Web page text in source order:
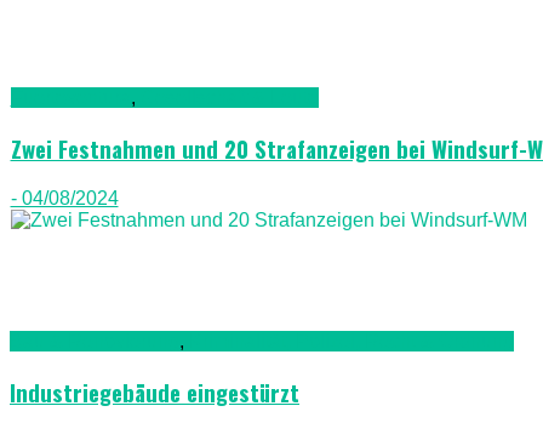
,
Zwei Festnahmen und 20 Strafanzeigen bei Windsurf-
- 04/08/2024
,
Industriegebäude eingestürzt